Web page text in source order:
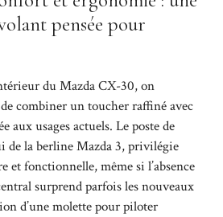
pensée pour
du Mazda CX-30, on
combiner un toucher raffiné avec
aux usages actuels. Le poste de
de la berline Mazda 3, privilégie
et fonctionnelle, même si l’absence
surprend parfois les nouveaux
d’une molette pour piloter